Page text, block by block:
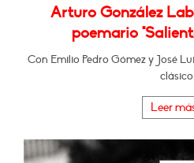
Arturo González
poemario
Con Emilio Pedro Gómez y José
clásico
Leer